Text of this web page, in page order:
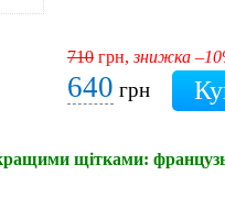
710 грн,знижка
640 грн
щітками: